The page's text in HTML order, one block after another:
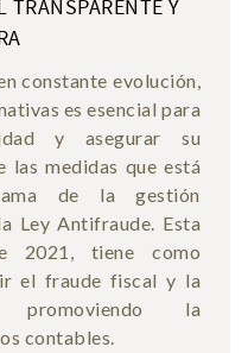
TRANSPARENTE Y
constante evolución,
es esencial para
y asegurar su
las medidas que está
de la gestión
Ley Antifraude. Esta
2021, tiene como
el fraude fiscal y la
promoviendo la
contables.